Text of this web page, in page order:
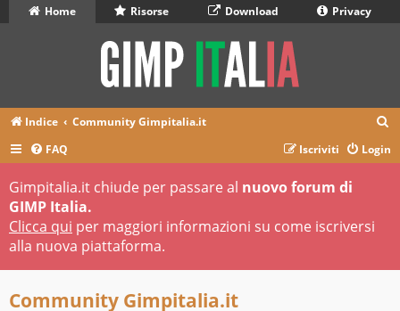
Home Risorse Download Privacy
Indice Community Gimpitalia.it
r
FAQ Login
Iscriviti
Gimpitalia.it chiude per passare al nuovo forum di
GIMP Italia.
Clicca qui per maggiori informazioni su come iscriversi
alla nuova piattaforma.
Community Gimpitalia.it